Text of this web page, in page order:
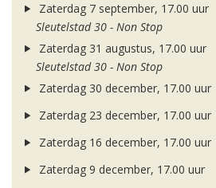
Zaterdag 7 september, 17.00 uur
Sleutelstad 30 - Non Stop
Zaterdag 31 augustus, 17.00 uur
Sleutelstad 30 - Non Stop
Zaterdag 30 december, 17.00 uur
Zaterdag 23 december, 17.00 uur
Zaterdag 16 december, 17.00 uur
Zaterdag 9 december, 17.00 uur